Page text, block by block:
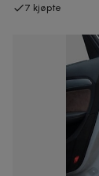
7 kjøpte